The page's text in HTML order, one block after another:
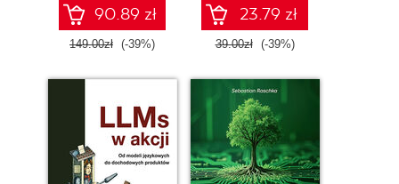
90.89 zł
149.00zł (-39%)
23.79 zł
39.00zł (-39%)